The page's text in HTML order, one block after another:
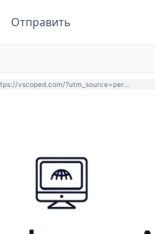
Отправить
https://vscoped.com/?utm_source=perchance-ai.net&utm_medium=referral